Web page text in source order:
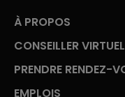
À PROPOS
CONSEILLER VIRTUEL
PRENDRE RENDEZ-
EMPLOIS